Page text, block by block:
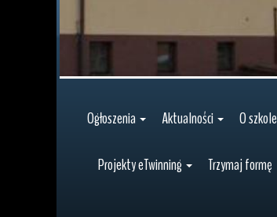
Ogłoszenia Aktualności O szkole
Projekty eTwinning Trzymaj formę